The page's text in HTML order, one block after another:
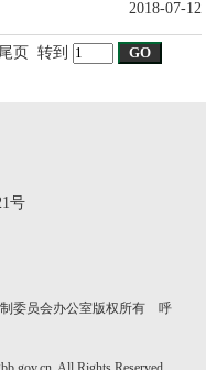
2018-07-12
页 转到
号
委员会办公室版权所有 呼